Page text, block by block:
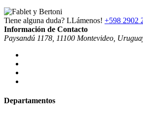
Tiene alguna duda? LLámenos! +598 2902
Información de Contacto
Paysandú 1178, 11100 Montevideo,
Departamentos